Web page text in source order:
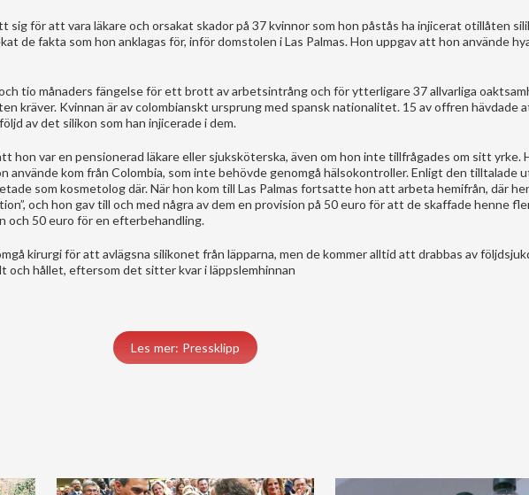
sig för att vara läkare och orsakat skador på 37 kvinnor som hon påstås ha injicerat otillåten
de fakta som hon anklagas för, inför domstolen i Las Palmas. Hon uppgav att hon använde
tio månaders fängelse för ett brott av arbetsintrång och för ytterligare 37 allvarliga
kräver. Kvinnan är av colombianskt ursprung med spansk nationalitet. 15 av offren hävdade
av det silikon som han injicerade i dem.
hon var en pensionerad läkare eller sjuksköterska, även om hon inte tillfrågades om sitt yrke.
använde kom från Colombia, som inte behövde genomgå hälsokontroller. Enligt den tilltalade
som kosmetolog där. När hon kom till Las Palmas fortsatte hon att arbeta hemifrån, där
och hon gav till och med några av dem en provision på 50 euro för att de skaffade henne
och 50 euro för en efterbehandling.
kirurgi för att avlägsna silikonet från läpparna, men de kommer alltid att drabbas av
och hållet, eftersom det sitter kvar i läppslemhinnan
Les mer: Pressklipp